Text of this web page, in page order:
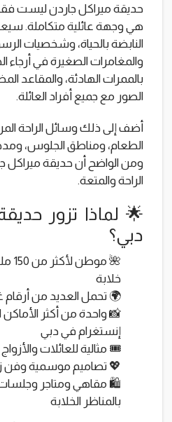
حديقة ميراكل جاردن ليست
هي وجهة عائلية متكاملة.
النابضة بالحياة، وشخصيات
والمغامرات الصغيرة في أرجاء
بالممرات الهادئة، والمقاعد
الصور مع جميع أفراد العائلة.
أضف إلى ذلك وسائل الراحة
الطعام، ومناطق الجلوس،
ومن الواضح أن حديقة ميراكل
الراحة والمتعة.
🌟 لماذا تزور
دبي؟
🌺
خلابة
🌍 تحمل العديد من أرقام
📸 واحدة من أكثر
إنستغرام في دبي
🎟️ مثالية للعائلات
💖 تصاميم موسمية وفن
🛍️ مقاهي ومتاجر وجلسات
بالمناظر الخلابة